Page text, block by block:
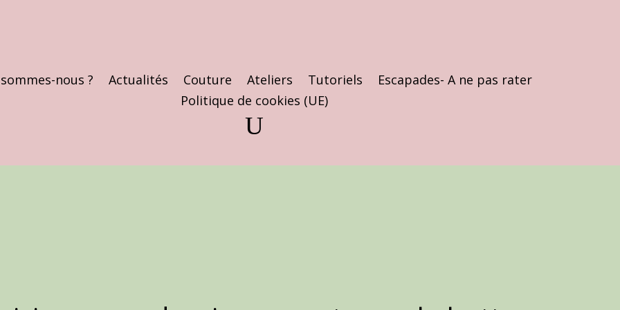
nous ? Actualités Couture Ateliers Tutoriels
Escapades- A ne pas rater
Politique de cookies (UE)